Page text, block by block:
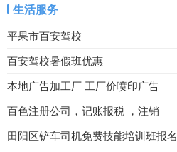
生活服务
平果市百安驾校
百安驾校暑假班优惠
本地广告加工厂 工厂价喷印广告
百色注册公司，记账报税 ，注销
田阳区铲车司机免费技能培训班报名